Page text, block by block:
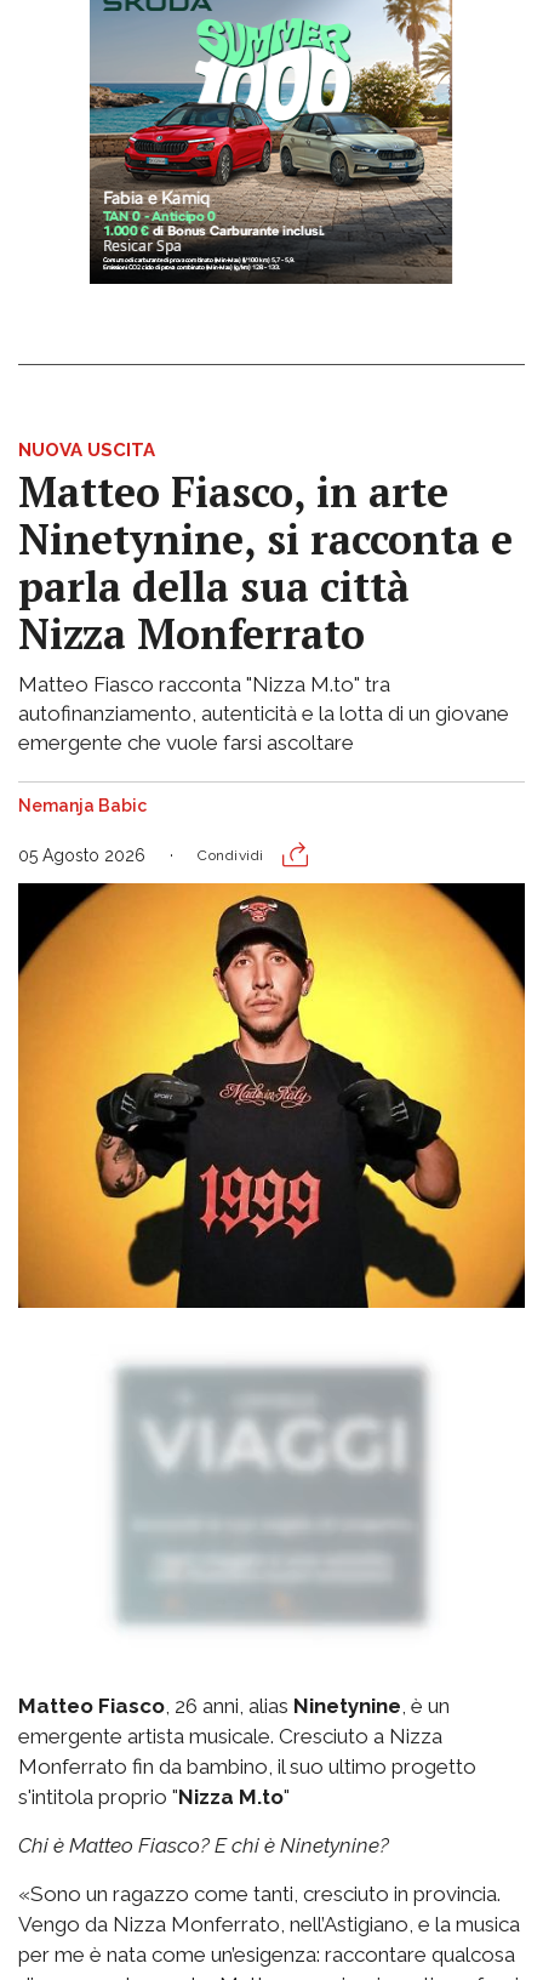
NUOVA USCITA
Matteo Fiasco, in arte
Ninetynine, si racconta e
parla della sua città
Nizza Monferrato
Matteo Fiasco racconta "Nizza M.to" tra
autofinanziamento, autenticità e la lotta di un giovane
emergente che vuole farsi ascoltare
Nemanja Babic
05 Agosto 2026 Condividi
Matteo Fiasco , 26 anni, alias Ninetynine , è un
emergente artista musicale. Cresciuto a Nizza
Monferrato fin da bambino, il suo ultimo progetto
s'intitola proprio "Nizza M.to"
Chi è Matteo Fiasco? E chi è Ninetynine?
«Sono un ragazzo come tanti, cresciuto in provincia.
Vengo da Nizza Monferrato, nell’Astigiano, e la musica
per me è nata come un’esigenza: raccontare qualcosa